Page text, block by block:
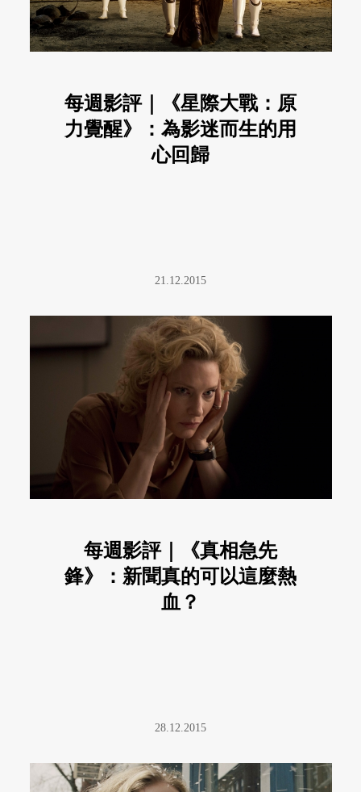
每週影評｜《星際大戰：原
力覺醒》：為影迷而生的用
心回歸
21.12.2015
每週影評｜《真相急先
鋒》：新聞真的可以這麼熱
血？
28.12.2015